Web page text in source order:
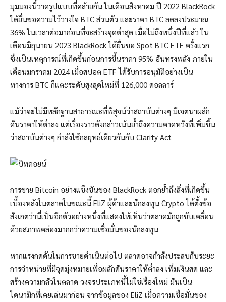
มุมมองนี้วาดรูปแบบที่คล้ายกัน ในเดือนสิงหาคม ปี 2022 BlackRock
ได้ยื่นขอความไว้วางใจ BTC ส่วนตัว และราคา BTC ลดลงประมาณ
36% ในเวลาต่อมาก่อนที่จะสร้างจุดต่ำสุด เมื่อไม่ถึงหนึ่งปีที่แล้ว ใน
เดือนมิถุนายน 2023 BlackRock ได้ยื่นขอ Spot BTC ETF ครั้งแรก
ซึ่งเป็นเหตุการณ์ที่เกิดขึ้นก่อนการขึ้นราคา 95% อันทรงพลัง ภายใน
เดือนมกราคม 2024 เมื่อสปอต ETF ได้รับการอนุมัติอย่างเป็น
ทางการ BTC ก็แตะระดับสูงสุดใหม่ที่ 126,000 ดอลลาร์
แม้ว่าจะไม่มีหลักฐานสาธารณะที่พิสูจน์ว่าสถาบันต่างๆ มีเจตนาผลัก
ดันราคาให้ต่ำลง แต่เรื่องราวดังกล่าวเน้นย้ำถึงความคาดหวังที่เพิ่มขึ้น
ว่าสถาบันต่างๆ กำลังใช้กลยุทธ์เดียวกันกับ Clarity Act
การขาย Bitcoin อย่างแข็งขันของ BlackRock ตอกย้ำถึงสิ่งที่เกิดขึ้น
เบื้องหลังในตลาดในขณะนี้ EliZ ผู้ค้าและนักลงทุน Crypto ได้ตั้งข้อ
สังเกตว่านี่เป็นอีกตัวอย่างหนึ่งที่แสดงให้เห็นว่าตลาดมักถูกขับเคลื่อน
ด้วยสภาพคล่องมากกว่าความเชื่อมั่นของนักลงทุน
หากแรงกดดันในการขายดำเนินต่อไป ตลาดอาจกำลังประสบกับระยะ
การจำหน่ายที่มีจุดมุ่งหมายเพื่อผลักดันราคาให้ต่ำลง เพิ่มเงินสด และ
สร้างความกลัวในตลาด วงจรประเภทนี้ไม่ใช่เรื่องใหม่ มันเป็น
ไดนามิกที่เคยเล่นมาก่อน จากข้อมูลของ EliZ เมื่อความเชื่อมั่นของ